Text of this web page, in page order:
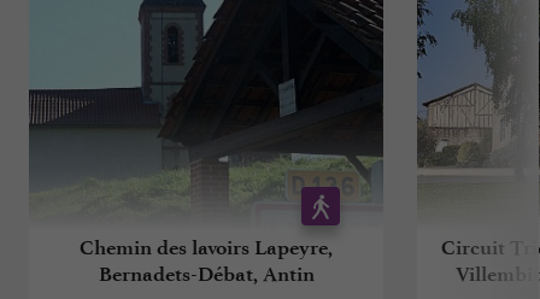
Chemin des lavoirs Lapeyre,
Bernadets-Débat, Antin
Circuit